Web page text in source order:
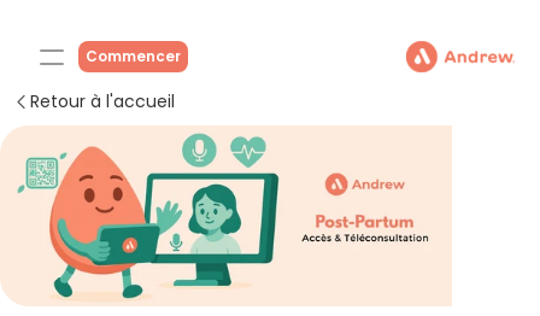
Commencer
Retour à l'accueil